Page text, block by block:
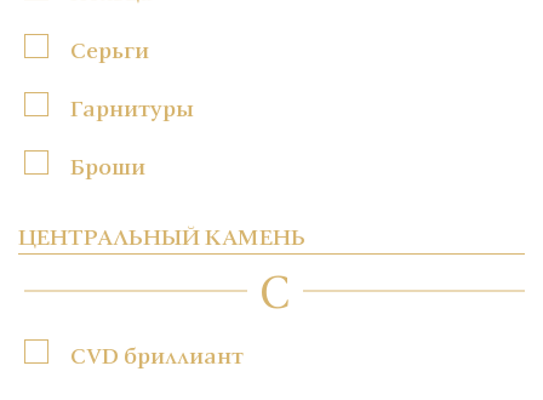
Серьги
Гарнитуры
Броши
ЦЕНТРАЛЬНЫЙ КАМЕНЬ
C
CVD бриллиант